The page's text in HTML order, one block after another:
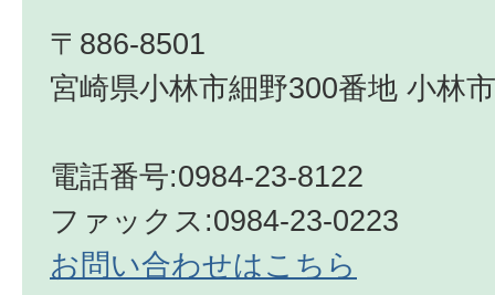
〒886-8501
宮崎県小林市細野300番地 小林
電話番号:0984-23-8122
ファックス:0984-23-0223
お問い合わせはこちら